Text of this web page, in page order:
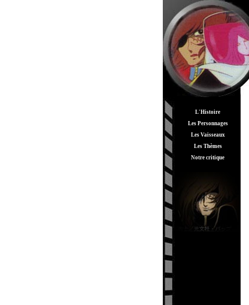
L'Histoire
Les Personnages
Les Vaisseaux
Les Thèmes
Notre critique